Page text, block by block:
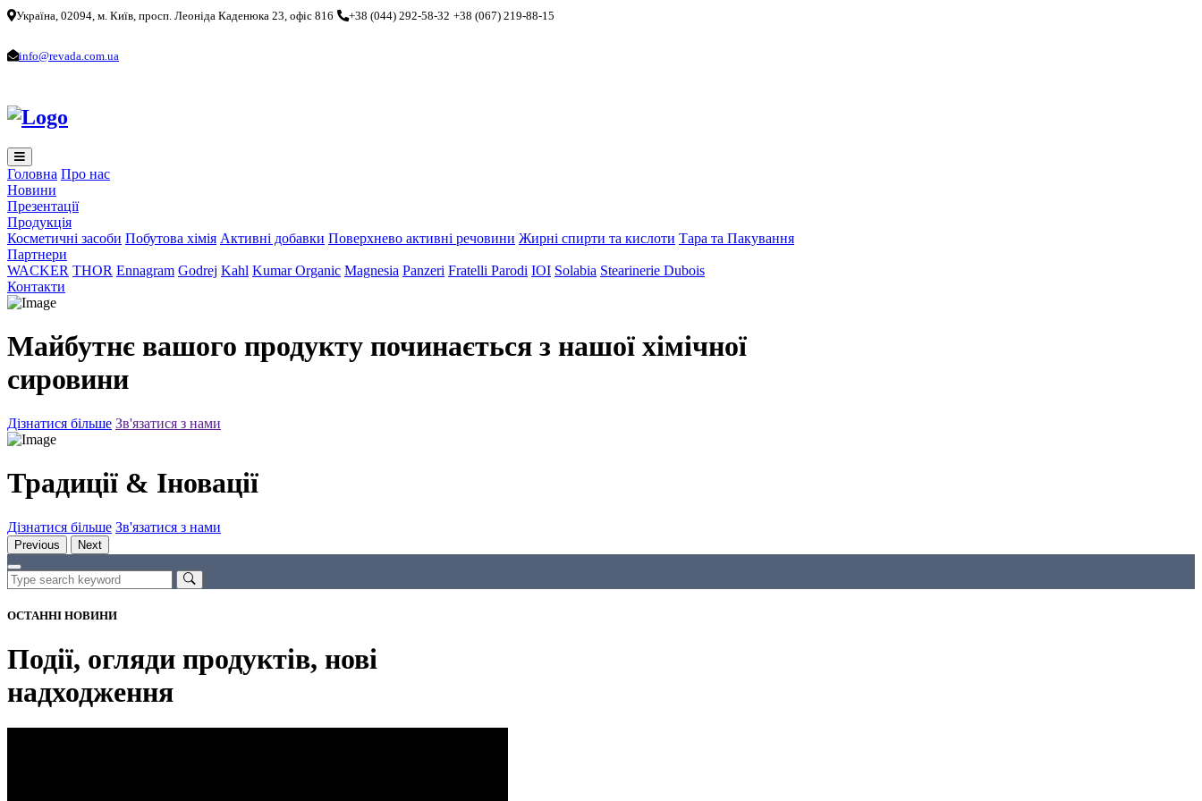
Україна, 02094, м. Київ, просп. Леоніда Каденюка 23, офіс 816 +38 (044) 292-58-32 +38 (067) 219-88-15
info@revada.com.ua
Головна Про нас
Новини
Презентації
Продукція
Косметичні засоби Побутова хімія Активні добавки Поверхнево активні речовини Жирні спирти та кислоти Тара та Пакування
Партнери
WACKER THOR Ennagram Godrej Kahl Kumar Organic Magnesia Panzeri Fratelli Parodi IOI Solabia Stearinerie Dubois
Контакти
Майбутнє вашого продукту починається з нашої хімічної
сировини
Дізнатися більше Зв'язатися з нами
Традиції & Іновації
Дізнатися більше Зв'язатися з нами
Previous Next
ОСТАННІ НОВИНИ
Події, огляди продуктів, нові
надходження